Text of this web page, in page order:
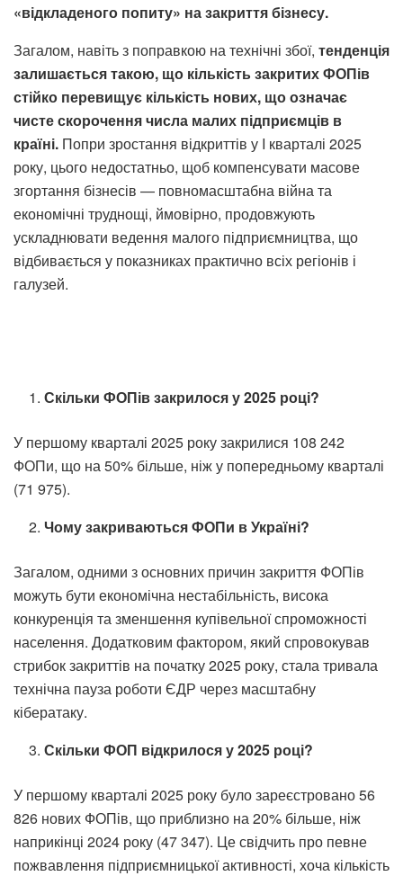
«відкладеного попиту» на закриття бізнесу.
Загалом, навіть з поправкою на технічні збої, тенденція
залишається такою, що кількість закритих ФОПів
стійко перевищує кількість нових, що означає
чисте скорочення числа малих підприємців в
країні. Попри зростання відкриттів у I кварталі 2025
року, цього недостатньо, щоб компенсувати масове
згортання бізнесів — повномасштабна війна та
економічні труднощі, ймовірно, продовжують
ускладнювати ведення малого підприємництва, що
відбивається у показниках практично всіх регіонів і
галузей.
Скільки ФОПів закрилося у 2025 році?
У першому кварталі 2025 року закрилися 108 242
ФОПи, що на 50% більше, ніж у попередньому кварталі
(71 975).
Чому закриваються ФОПи в Україні?
Загалом, одними з основних причин закриття ФОПів
можуть бути економічна нестабільність, висока
конкуренція та зменшення купівельної спроможності
населення. Додатковим фактором, який спровокував
стрибок закриттів на початку 2025 року, стала тривала
технічна пауза роботи ЄДР через масштабну
кібератаку.
Скільки ФОП відкрилося у 2025 році?
У першому кварталі 2025 року було зареєстровано 56
826 нових ФОПів, що приблизно на 20% більше, ніж
наприкінці 2024 року (47 347). Це свідчить про певне
пожвавлення підприємницької активності, хоча кількість